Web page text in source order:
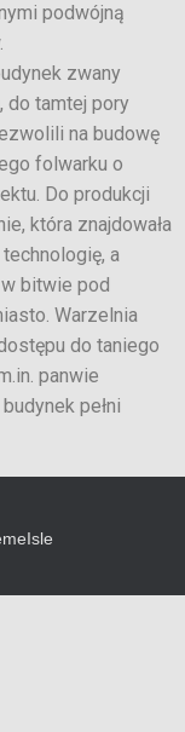
podwójną
zwany
do tamtej pory
na budowę
folwarku o
Do produkcji
która znajdowała
a
bitwie pod
Warzelnia
do taniego
panwie
pełni